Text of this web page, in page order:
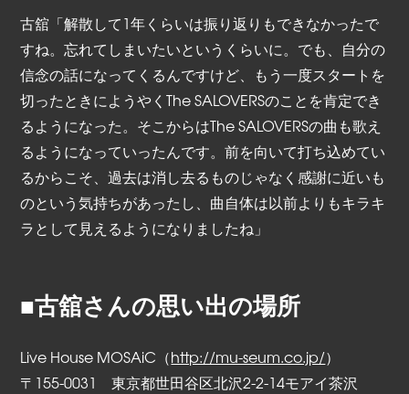
古舘「解散して1年くらいは振り返りもできなかったで
すね。忘れてしまいたいというくらいに。でも、自分の
信念の話になってくるんですけど、もう一度スタートを
切ったときにようやくThe SALOVERSのことを肯定でき
るようになった。そこからはThe SALOVERSの曲も歌え
るようになっていったんです。前を向いて打ち込めてい
るからこそ、過去は消し去るものじゃなく感謝に近いも
のという気持ちがあったし、曲自体は以前よりもキラキ
ラとして見えるようになりましたね」
■古舘さんの思い出の場所
Live House MOSAiC（http://mu-seum.co.jp/）
〒155-0031 東京都世田谷区北沢2-2-14モアイ茶沢